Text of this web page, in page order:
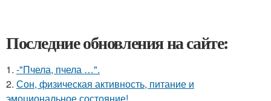
Последние обновления на сайте:
1. -"Пчела, пчела …".
2. Сон, физическая активность, питание и
эмоциональное состояние!